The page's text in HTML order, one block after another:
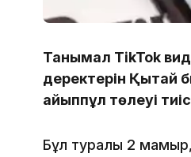
Танымал TikTok
деректерін Қытай
айыппұл төлеуі
Бұл туралы 2